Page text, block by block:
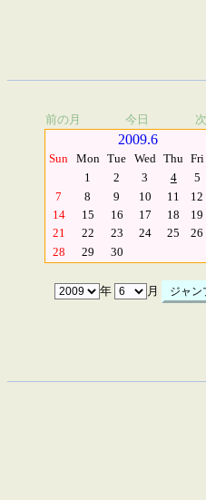
前の月 今日
2009.6
Sun Mon Tue Wed Thu Fri
1
2 3 4 5
7
8 9 10 11 12
14
15 16 17 18 19
21
22 23 24 25 26
28
29 30
年 月